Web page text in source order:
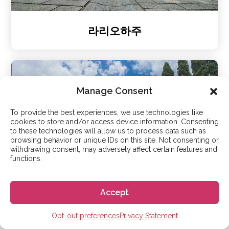
Manage Consent
To provide the best experiences, we use technologies like
cookies to store and/or access device information. Consenting
to these technologies will allow us to process data such as
browsing behavior or unique IDs on this site. Not consenting or
withdrawing consent, may adversely affect certain features and
functions.
Accept
Opt-out preferencesPrivacy Statement
라리오하주
그라나다